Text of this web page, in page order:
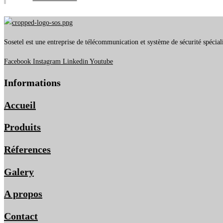
Sosetel est une entreprise de télécommunication et système de sécurité
Facebook Instagram Linkedin Youtube
Informations
Accueil
Produits
Réferences
Galery
A propos
Contact